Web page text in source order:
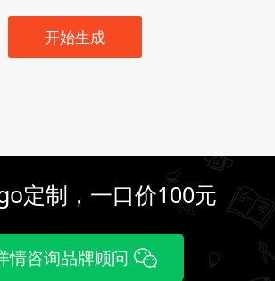
开始生成
定制，一口价100元
情咨询品牌顾问